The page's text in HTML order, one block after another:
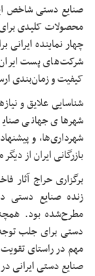
صنایع دستی شاخص
محصولات کلیدی
چهار نماینده
شرکت‌های پست ایران
کیفیت و زمان‌بندی
شناسایی علایق و
شهرهای جهانی
شهرداری‌ها، و
بازرگانی ایران از
برگزاری حراج آثار
زنده صنایع دستی
مطرح‌شده بود.
دستی برای جلب
مهم در راستای
صنایع دستی ایرانی